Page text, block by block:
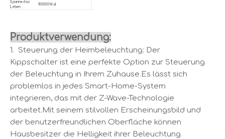
Spanne das
Leben
100.000 Mal
Produktverwendung:
1. Steuerung der Heimbeleuchtung: Der
Kippschalter ist eine perfekte Option zur Steuerung
der Beleuchtung in Ihrem Zuhause.Es lässt sich
problemlos in jedes Smart-Home-System
integrieren, das mit der Z-Wave-Technologie
arbeitet.Mit seinem stilvollen Erscheinungsbild und
der benutzerfreundlichen Oberfläche können
Hausbesitzer die Helligkeit ihrer Beleuchtung